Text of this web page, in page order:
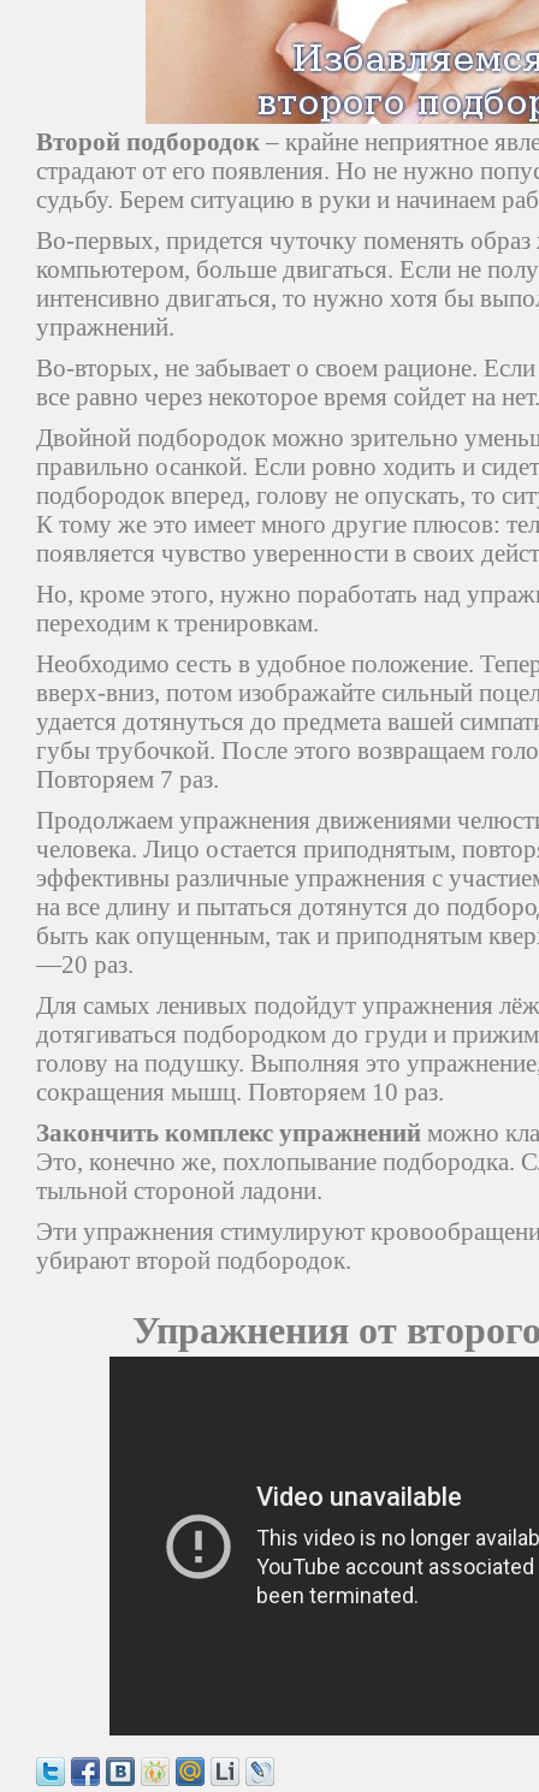
Второй подбородок – крайне неприятное
страдают от его появления. Но не нужно
судьбу. Берем ситуацию в руки и начинаем
Во-первых, придется чуточку поменять
компьютером, больше двигаться. Если не
интенсивно двигаться, то нужно хотя бы
упражнений.
Во-вторых, не забывает о своем рационе. Если
все равно через некоторое время сойдет на нет.
Двойной подбородок можно зрительно
правильно осанкой. Если ровно ходить и
подбородок вперед, голову не опускать, то
К тому же это имеет много другие плюсов:
появляется чувство уверенности в своих
Но, кроме этого, нужно поработать над
переходим к тренировкам.
Необходимо сесть в удобное положение.
вверх-вниз, потом изображайте сильный
удается дотянуться до предмета вашей
губы трубочкой. После этого возвращаем
Повторяем 7 раз.
Продолжаем упражнения движениями
человека. Лицо остается приподнятым,
эффективны различные упражнения с
на все длину и пытаться дотянутся до
быть как опущенным, так и приподнятым
—20 раз.
Для самых ленивых подойдут упражнения
дотягиваться подбородком до груди и
голову на подушку. Выполняя это
сокращения мышц. Повторяем 10 раз.
Закончить комплекс упражнений можно
Это, конечно же, похлопывание подбородка.
тыльной стороной ладони.
Эти упражнения стимулируют
убирают второй подбородок.
Упражнения от